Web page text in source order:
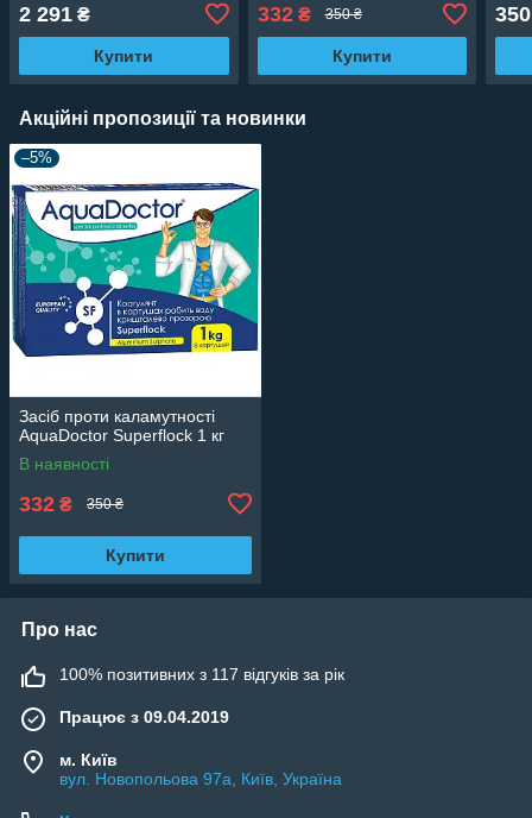
2 291 ₴
Купити
332₴ 350 ₴
Купити
350
Акційні пропозиції та новинки
–5%
Засіб проти каламутності
AquaDoctor Superflock 1 кг
В наявності
332 ₴ 350 ₴
Купити
Про нас
100% позитивних з 117 відгуків за рік
Працює з 09.04.2019
м. Київ
вул. Новопольова 97а, Київ, Україна